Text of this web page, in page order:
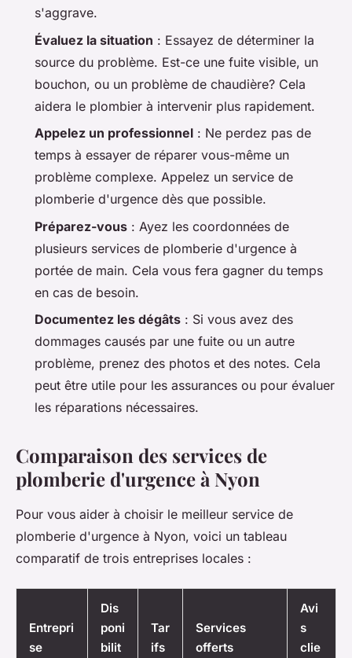
s'aggrave.
Évaluez la situation : Essayez de déterminer la
source du problème. Est-ce une fuite visible, un
bouchon, ou un problème de chaudière? Cela
aidera le plombier à intervenir plus rapidement.
Appelez un professionnel : Ne perdez pas de
temps à essayer de réparer vous-même un
problème complexe. Appelez un service de
plomberie d'urgence dès que possible.
Préparez-vous : Ayez les coordonnées de
plusieurs services de plomberie d'urgence à
portée de main. Cela vous fera gagner du temps
en cas de besoin.
Documentez les dégâts : Si vous avez des
dommages causés par une fuite ou un autre
problème, prenez des photos et des notes. Cela
peut être utile pour les assurances ou pour évaluer
les réparations nécessaires.
Comparaison des services de
plomberie d'urgence à Nyon
Pour vous aider à choisir le meilleur service de
plomberie d'urgence à Nyon, voici un tableau
comparatif de trois entreprises locales :
Entrepri
se
Dis
poni
bilit
Tar
ifs
Services
offerts
Avi
s
clie